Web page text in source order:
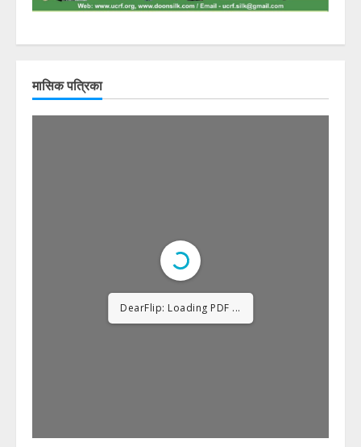
मासिक पत्रिका
DearFlip: Loading PDF
23% ...